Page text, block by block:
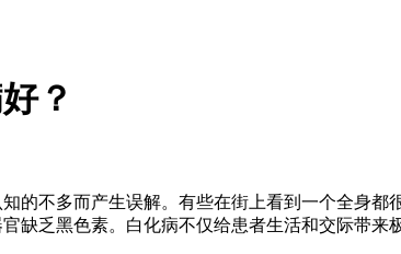
？
不多而产生误解。有些在街上看到一个全身都
乏黑色素。白化病不仅给患者生活和交际带来